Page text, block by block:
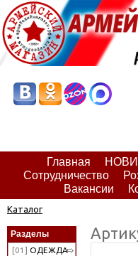
Главная
Сотрудничество
Вакансии
Каталог
Разделы
[01] ОДЕЖДА